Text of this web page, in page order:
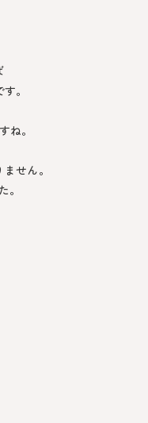
。
ね。
せん。